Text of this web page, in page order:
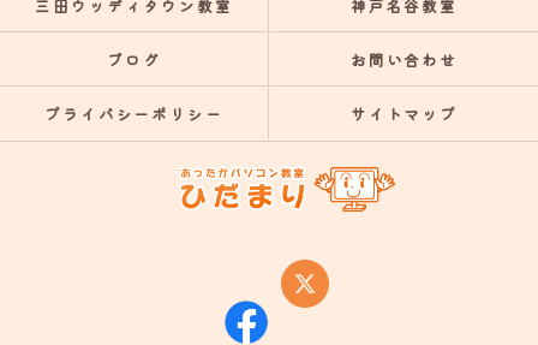
三田ウッディタウン教室 神戸名谷教室
ブログ お問い合わせ
プライバシーポリシー サイトマップ